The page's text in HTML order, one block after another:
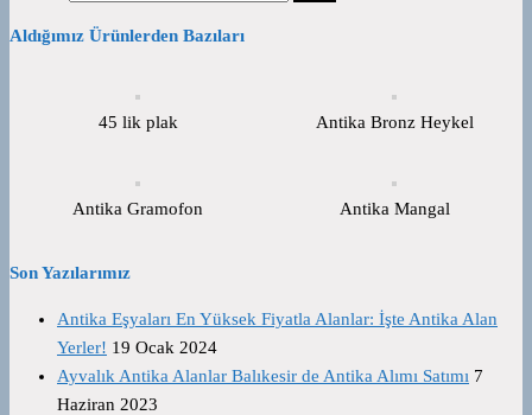
Aldığımız Ürünlerden Bazıları
45 lik plak Antika Bronz Heykel
Antika Gramofon Antika Mangal
Son Yazılarımız
Antika Eşyaları En Yüksek Fiyatla Alanlar: İşte Antika Alan
Yerler! 19 Ocak 2024
Ayvalık Antika Alanlar Balıkesir de Antika Alımı Satımı 7
Haziran 2023